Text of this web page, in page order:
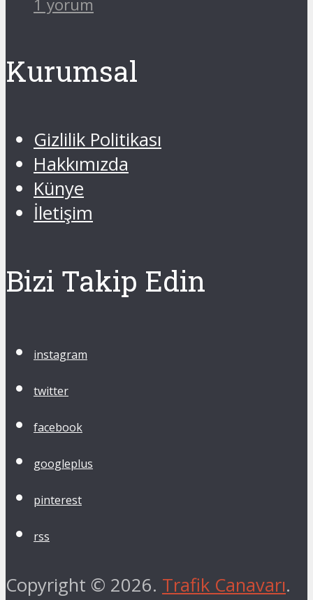
1 yorum
Kurumsal
Gizlilik Politikası
Hakkımızda
Künye
İletişim
Bizi Takip Edin
instagram
twitter
facebook
googleplus
pinterest
rss
Copyright © 2026. Trafik Canavarı.